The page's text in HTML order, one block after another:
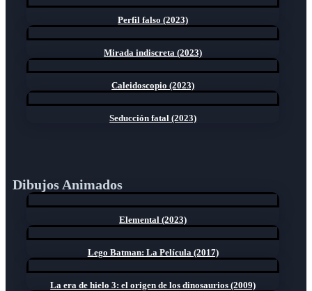
Perfil falso (2023)
Mirada indiscreta (2023)
Caleidoscopio (2023)
Seducción fatal (2023)
Dibujos Animados
Elemental (2023)
Lego Batman: La Película (2017)
La era de hielo 3: el origen de los dinosaurios (2009)